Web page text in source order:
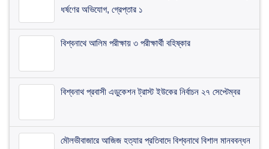
ধর্ষণের অভিযোগ, গ্রেপ্তার ১
বিশ্বনাথে আলিম পরীক্ষায় ৩ পরীক্ষার্থী বহিষ্কার
বিশ্বনাথ প্রবাসী এডুকেশন ট্রাস্ট ইউকের নির্বাচন ২৭ সেপ্টেম্বর
মৌলভীবাজারে আজিজ হত্যার প্রতিবাদে বিশ্বনাথে বিশাল মানববন্ধন